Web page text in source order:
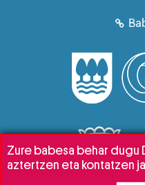
Zure babesa behar dugu
aztertzen eta kontatzen